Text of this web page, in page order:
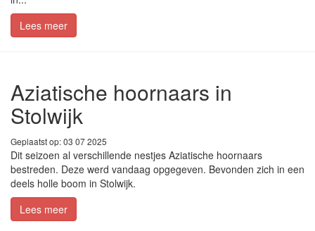
Lees meer
Aziatische hoornaars in
Stolwijk
Geplaatst op: 03 07 2025
Dit seizoen al verschillende nestjes Aziatische hoornaars
bestreden. Deze werd vandaag opgegeven. Bevonden zich in een
deels holle boom in Stolwijk.
Lees meer